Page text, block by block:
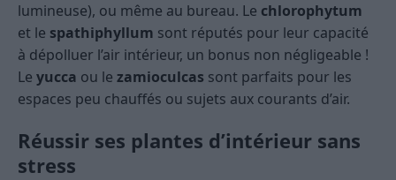
lumineuse), ou même au bureau. Le chlorophytum
et le spathiphyllum sont réputés pour leur capacité
à dépolluer l’air intérieur, un bonus non négligeable !
Le yucca ou le zamioculcas sont parfaits pour les
espaces peu chauffés ou sujets aux courants d’air.
Réussir ses plantes d’intérieur sans
stress